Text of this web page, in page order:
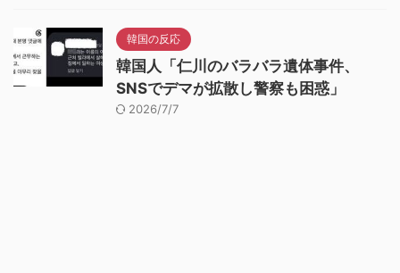
韓国の反応
韓国人「仁川のバラバラ遺体事件、
SNSでデマが拡散し警察も困惑」
2026/7/7